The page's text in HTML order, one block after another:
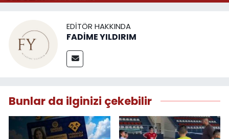
EDITÖR HAKKINDA
FADİME YILDIRIM
Bunlar da ilginizi çekebilir